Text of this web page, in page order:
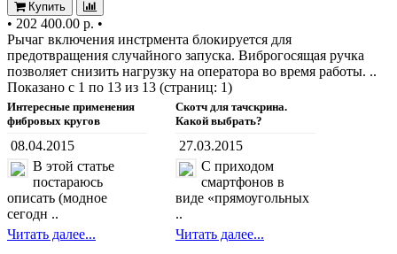
Купить
• 202 400.00 р. •
Рычаг включения инстрмента блокируется для
предотвращения случайного запуска. Виброгосящая ручка
позволяет снизить нагрузку на оператора во время работы. ..
Показано с 1 по 13 из 13 (страниц: 1)
Интересные применения
фибровых кругов
08.04.2015
В этой статье
постараюсь
описать (модное
сегодн ..
Читать далее...
Скотч для тачскрина.
Какой выбрать?
27.03.2015
С приходом
смартфонов в
виде «прямоугольных
..
Читать далее...